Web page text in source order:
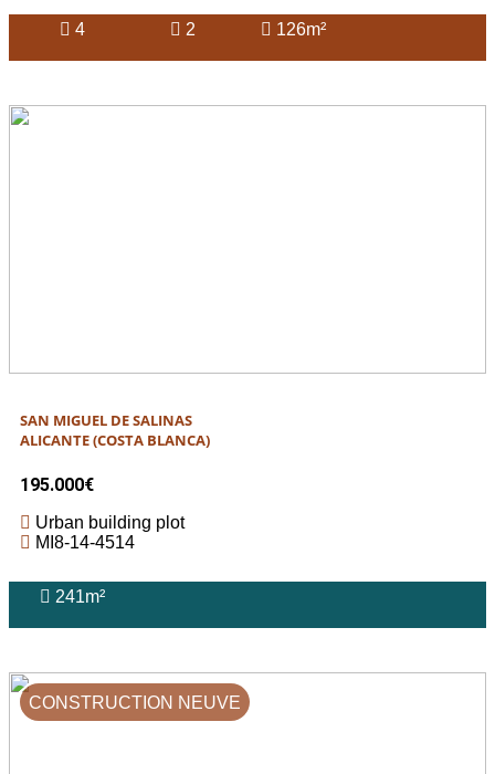
4 2 126m²
SAN MIGUEL DE SALINAS
ALICANTE (COSTA BLANCA)
195.000€
Urban building plot
MI8-14-4514
241m²
CONSTRUCTION NEUVE